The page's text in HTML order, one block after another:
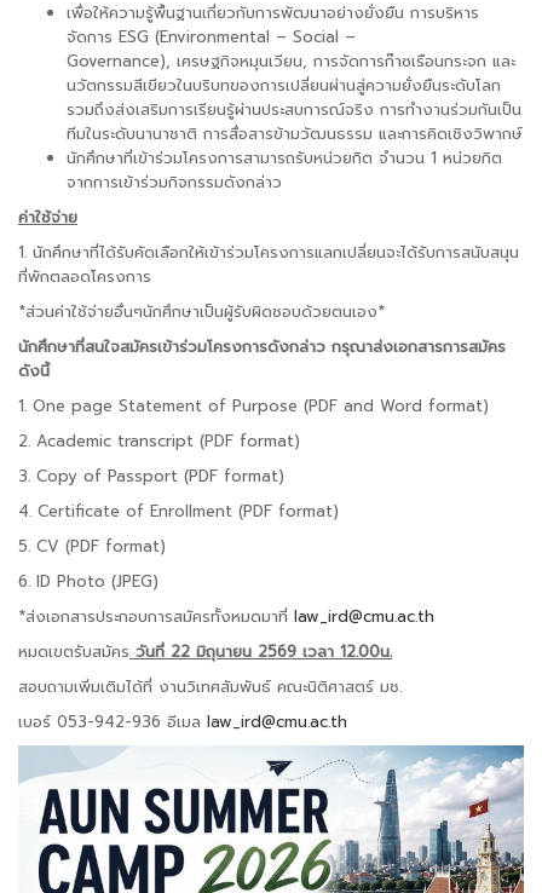
เพื่อให้ความรู้พื้นฐานเกี่ยวกับการพัฒนาอย่างยั่งยืน การบริหาร
จัดการ ESG (Environmental – Social –
Governance), เศรษฐกิจหมุนเวียน, การจัดการก๊าซเรือนกระจก และ
นวัตกรรมสีเขียวในบริบทของการเปลี่ยนผ่านสู่ความยั่งยืนระดับโลก
รวมถึงส่งเสริมการเรียนรู้ผ่านประสบการณ์จริง การทำงานร่วมกันเป็น
ทีมในระดับนานาชาติ การสื่อสารข้ามวัฒนธรรม และการคิดเชิงวิพากษ์
นักศึกษาที่เข้าร่วมโครงการสามารถรับหน่วยกิต จำนวน 1 หน่วยกิต
จากการเข้าร่วมกิจกรรมดังกล่าว
ค่าใช้จ่าย
1. นักศึกษาที่ได้รับคัดเลือกให้เข้าร่วมโครงการแลกเปลี่ยนจะได้รับการสนับสนุน
ที่พักตลอดโครงการ
*ส่วนค่าใช้จ่ายอื่นๆนักศึกษาเป็นผู้รับผิดชอบด้วยตนเอง*
นักศึกษาที่สนใจสมัครเข้าร่วมโครงการดังกล่าว กรุณาส่งเอกสารการสมัคร
ดังนี้
1. One page Statement of Purpose (PDF and Word format)
2. Academic transcript (PDF format)
3. Copy of Passport (PDF format)
4. Certificate of Enrollment (PDF format)
5. CV (PDF format)
6. ID Photo (JPEG)
*ส่งเอกสารประกอบการสมัครทั้งหมดมาที่ law_ird@cmu.ac.th
หมดเขตรับสมัคร วันที่ 22 มิถุนายน 2569 เวลา 12.00น.
สอบถามเพิ่มเติมได้ที่ งานวิเทศสัมพันธ์ คณะนิติศาสตร์ มช.
เบอร์ 053-942-936 อีเมล law_ird@cmu.ac.th